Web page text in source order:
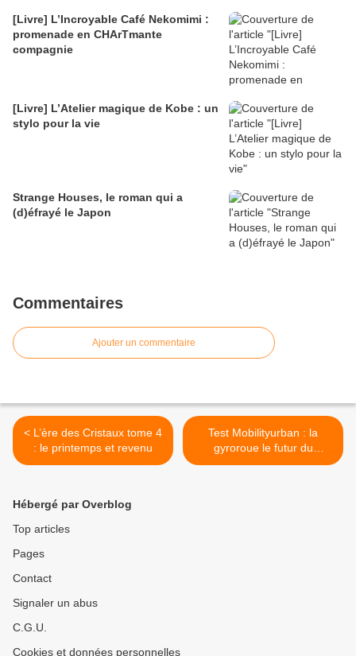
[Livre] L’Incroyable Café Nekomimi :
promenade en CHArTmante
compagnie
[Livre] L’Atelier magique de Kobe : un
stylo pour la vie
Strange Houses, le roman qui a
(d)éfrayé le Japon
Commentaires
Ajouter un commentaire
< L’ère des Cristaux tome 4
: le printemps et revenu
Test Mobilityurban : la
gyroroue le futur du
transport urbain ? >
Hébergé par Overblog
Top articles
Pages
Contact
Signaler un abus
C.G.U.
Cookies et données personnelles